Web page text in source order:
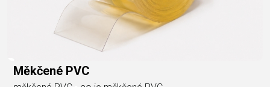
Měkčené PVC